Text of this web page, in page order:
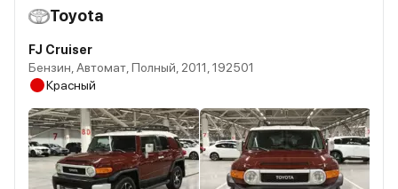
Toyota
FJ Cruiser
Бензин, Автомат, Полный, 2011, 192501
Красный